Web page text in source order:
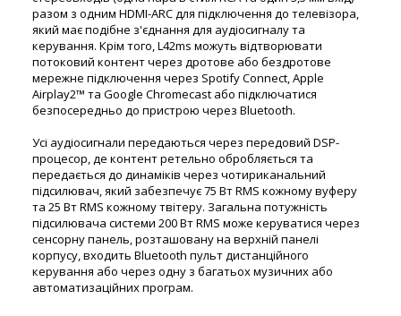
разом з одним HDMI-ARC для підключення до телевізора,
який має подібне з'єднання для аудіосигналу та
керування. Крім того, L42ms можуть відтворювати
потоковий контент через дротове або бездротове
мережне підключення через Spotify Connect, Apple
Airplay2™ та Google Chromecast або підключатися
безпосередньо до пристрою через Bluetooth.
Усі аудіосигнали передаються через передовий DSP-
процесор, де контент ретельно обробляється та
передається до динаміків через чотириканальний
підсилювач, який забезпечує 75 Вт RMS кожному вуферу
та 25 Вт RMS кожному твітеру. Загальна потужність
підсилювача системи 200 Вт RMS може керуватися через
сенсорну панель, розташовану на верхній панелі
корпусу, входить Bluetooth пульт дистанційного
керування або через одну з багатьох музичних або
автоматизаційних програм.